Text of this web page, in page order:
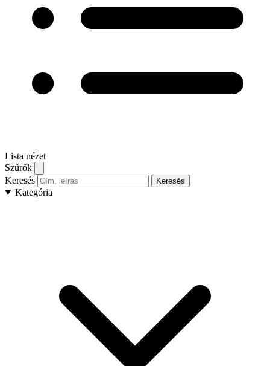
Lista nézet
Szűrők
Keresés
Keresés
Kategória